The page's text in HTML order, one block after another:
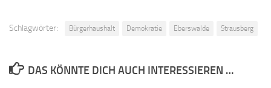
Schlagwörter: Bürgerhaushalt Demokratie Eberswalde Strausberg
DAS KÖNNTE DICH AUCH INTERESSIEREN …